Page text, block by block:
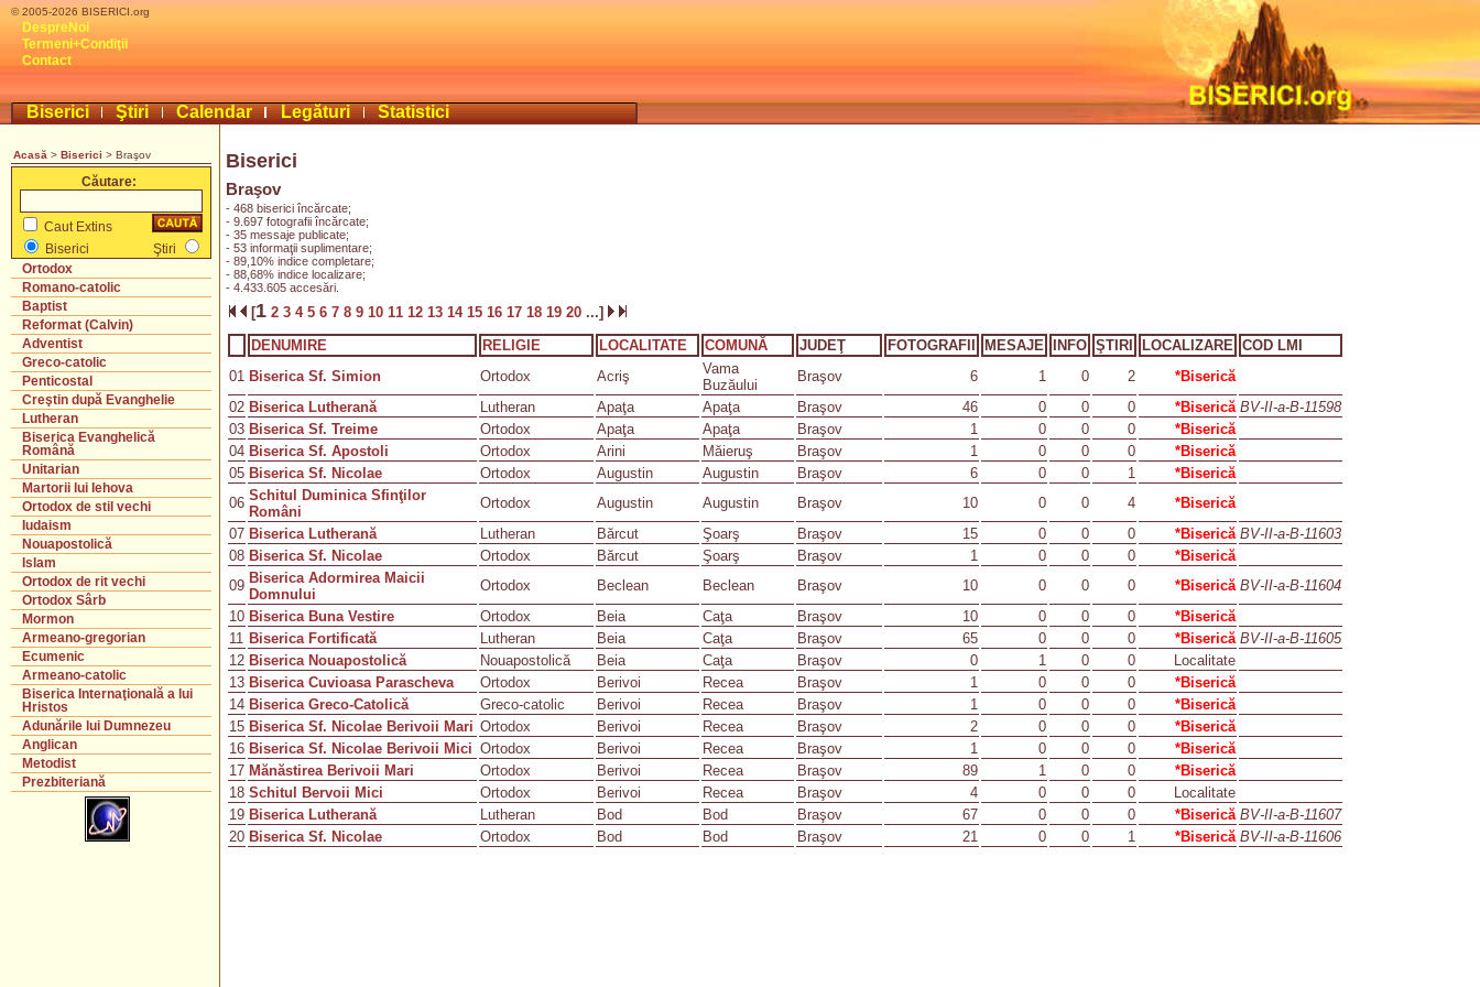
© 2005-2026 BISERICI.org
DespreNoi
Termeni+Condiţii
Contact
Biserici Ştiri Calendar Legături Statistici
Acasă > Biserici > Braşov
Căutare:
Caut Extins
Biserici
Ştiri
Ortodox
Romano-catolic
Baptist
Reformat (Calvin)
Adventist
Greco-catolic
Penticostal
Creştin după Evanghelie
Lutheran
Biserica Evanghelică
Română
Unitarian
Martorii lui Iehova
Ortodox de stil vechi
Iudaism
Nouapostolică
Islam
Ortodox de rit vechi
Ortodox Sârb
Mormon
Armeano-gregorian
Ecumenic
Armeano-catolic
Biserica Internaţională a lui
Hristos
Adunările lui Dumnezeu
Anglican
Metodist
Prezbiteriană
Biserici
Braşov
- 468 biserici încărcate;
- 9.697 fotografii încărcate;
- 35 messaje publicate;
- 53 informaţii suplimentare;
- 89,10% indice completare;
- 88,68% indice localizare;
- 4.433.605 accesări.
[1 2 3 4 5 6 7 8 9 10 11 12 13 14 15 16 17 18 19 20 ...]
DENUMIRE
RELIGIE LOCALITATE COMUNĂ JUDEŢ FOTOGRAFII MESAJE INFO ŞTIRI LOCALIZARE COD LMI
01 Biserica Sf. Simion Ortodox Acriş
Vama
Buzăului
Braşov 6 1 0 2
*Biserică
02 Biserica Lutherană Lutheran Apaţa Apaţa Braşov 46 0 0 0 *Biserică BV-II-a-B-11598
03 Biserica Sf. Treime Ortodox Apaţa Apaţa Braşov 1 0 0 0
*Biserică
04 Biserica Sf. Apostoli Ortodox Arini Măieruş Braşov 1 0 0 0
*Biserică
05 Biserica Sf. Nicolae Ortodox Augustin Augustin Braşov 6 0 0 1
*Biserică
06 Schitul Duminica Sfinţilor
Români
Ortodox Augustin Augustin Braşov 10 0 0 4
*Biserică
07 Biserica Lutherană Lutheran Bărcut Şoarş Braşov 15 0 0 0 *Biserică BV-II-a-B-11603
08 Biserica Sf. Nicolae Ortodox Bărcut Şoarş Braşov 1 0 0 0
*Biserică
09 Biserica Adormirea Maicii
Domnului
Ortodox Beclean Beclean Braşov 10 0 0 0 *Biserică BV-II-a-B-11604
10 Biserica Buna Vestire Ortodox Beia Caţa Braşov 10 0 0 0
*Biserică
11 Biserica Fortificată Lutheran Beia Caţa Braşov 65 0 0 0 *Biserică BV-II-a-B-11605
12 Biserica Nouapostolică Nouapostolică Beia Caţa Braşov 0 1 0 0
Localitate
13 Biserica Cuvioasa Parascheva Ortodox Berivoi Recea Braşov 1 0 0 0
*Biserică
14 Biserica Greco-Catolică Greco-catolic Berivoi Recea Braşov 1 0 0 0
*Biserică
15 Biserica Sf. Nicolae Berivoii Mari Ortodox Berivoi Recea Braşov 2 0 0 0
*Biserică
16 Biserica Sf. Nicolae Berivoii Mici Ortodox Berivoi Recea Braşov 1 0 0 0
*Biserică
17 Mănăstirea Berivoii Mari Ortodox Berivoi Recea Braşov 89 1 0 0
*Biserică
18 Schitul Bervoii Mici Ortodox Berivoi Recea Braşov 4 0 0 0
Localitate
19 Biserica Lutherană Lutheran Bod Bod Braşov 67 0 0 0 *Biserică BV-II-a-B-11607
20 Biserica Sf. Nicolae Ortodox Bod Bod Braşov 21 0 0 1 *Biserică BV-II-a-B-11606